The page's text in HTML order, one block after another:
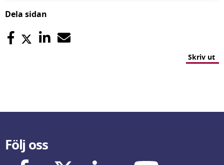
Dela sidan
Skriv ut
Följ oss